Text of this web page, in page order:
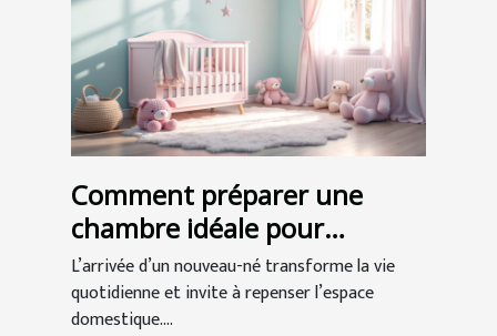
Comment préparer une
chambre idéale pour
l'arrivée de bébé ?
L’arrivée d’un nouveau-né transforme la vie
quotidienne et invite à repenser l’espace
domestique....